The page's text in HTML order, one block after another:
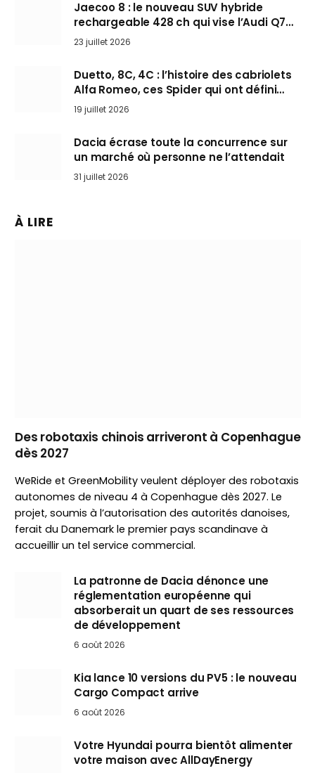
Jaecoo 8 : le nouveau SUV hybride
rechargeable 428 ch qui vise l’Audi Q7
arrive en Europe cet automne
23 juillet 2026
Duetto, 8C, 4C : l’histoire des cabriolets
Alfa Romeo, ces Spider qui ont défini
l’art de rouler cheveux au vent
19 juillet 2026
Dacia écrase toute la concurrence sur
un marché où personne ne l’attendait
31 juillet 2026
À LIRE
Des robotaxis chinois arriveront à Copenhague
dès 2027
WeRide et GreenMobility veulent déployer des robotaxis
autonomes de niveau 4 à Copenhague dès 2027. Le
projet, soumis à l’autorisation des autorités danoises,
ferait du Danemark le premier pays scandinave à
accueillir un tel service commercial.
La patronne de Dacia dénonce une
réglementation européenne qui
absorberait un quart de ses ressources
de développement
6 août 2026
Kia lance 10 versions du PV5 : le nouveau
Cargo Compact arrive
6 août 2026
Votre Hyundai pourra bientôt alimenter
votre maison avec AllDayEnergy